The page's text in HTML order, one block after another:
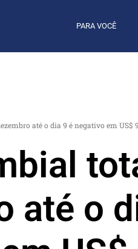
PARA VOCÊ
até o dia 9 é negativo em US$
até o